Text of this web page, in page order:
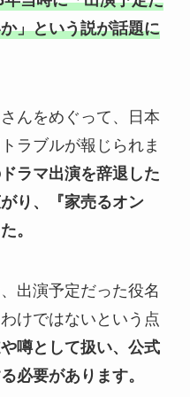
」という説が話題に
んをめぐって、日本
ラブルが報じられま
ラマ出演を辞退した
り、『家売るオン
。
出演予定だった役名
けではないという点
噂として扱い、公式
必要があります。